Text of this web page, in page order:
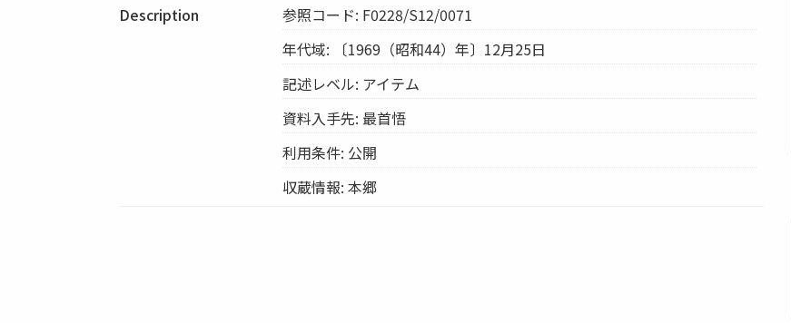
Description
参照コード: F0228/S12/0071
年代域: 〔1969（昭和44）年〕12月25日
記述レベル: アイテム
資料入手先: 最首悟
利用条件: 公開
収蔵情報: 本郷